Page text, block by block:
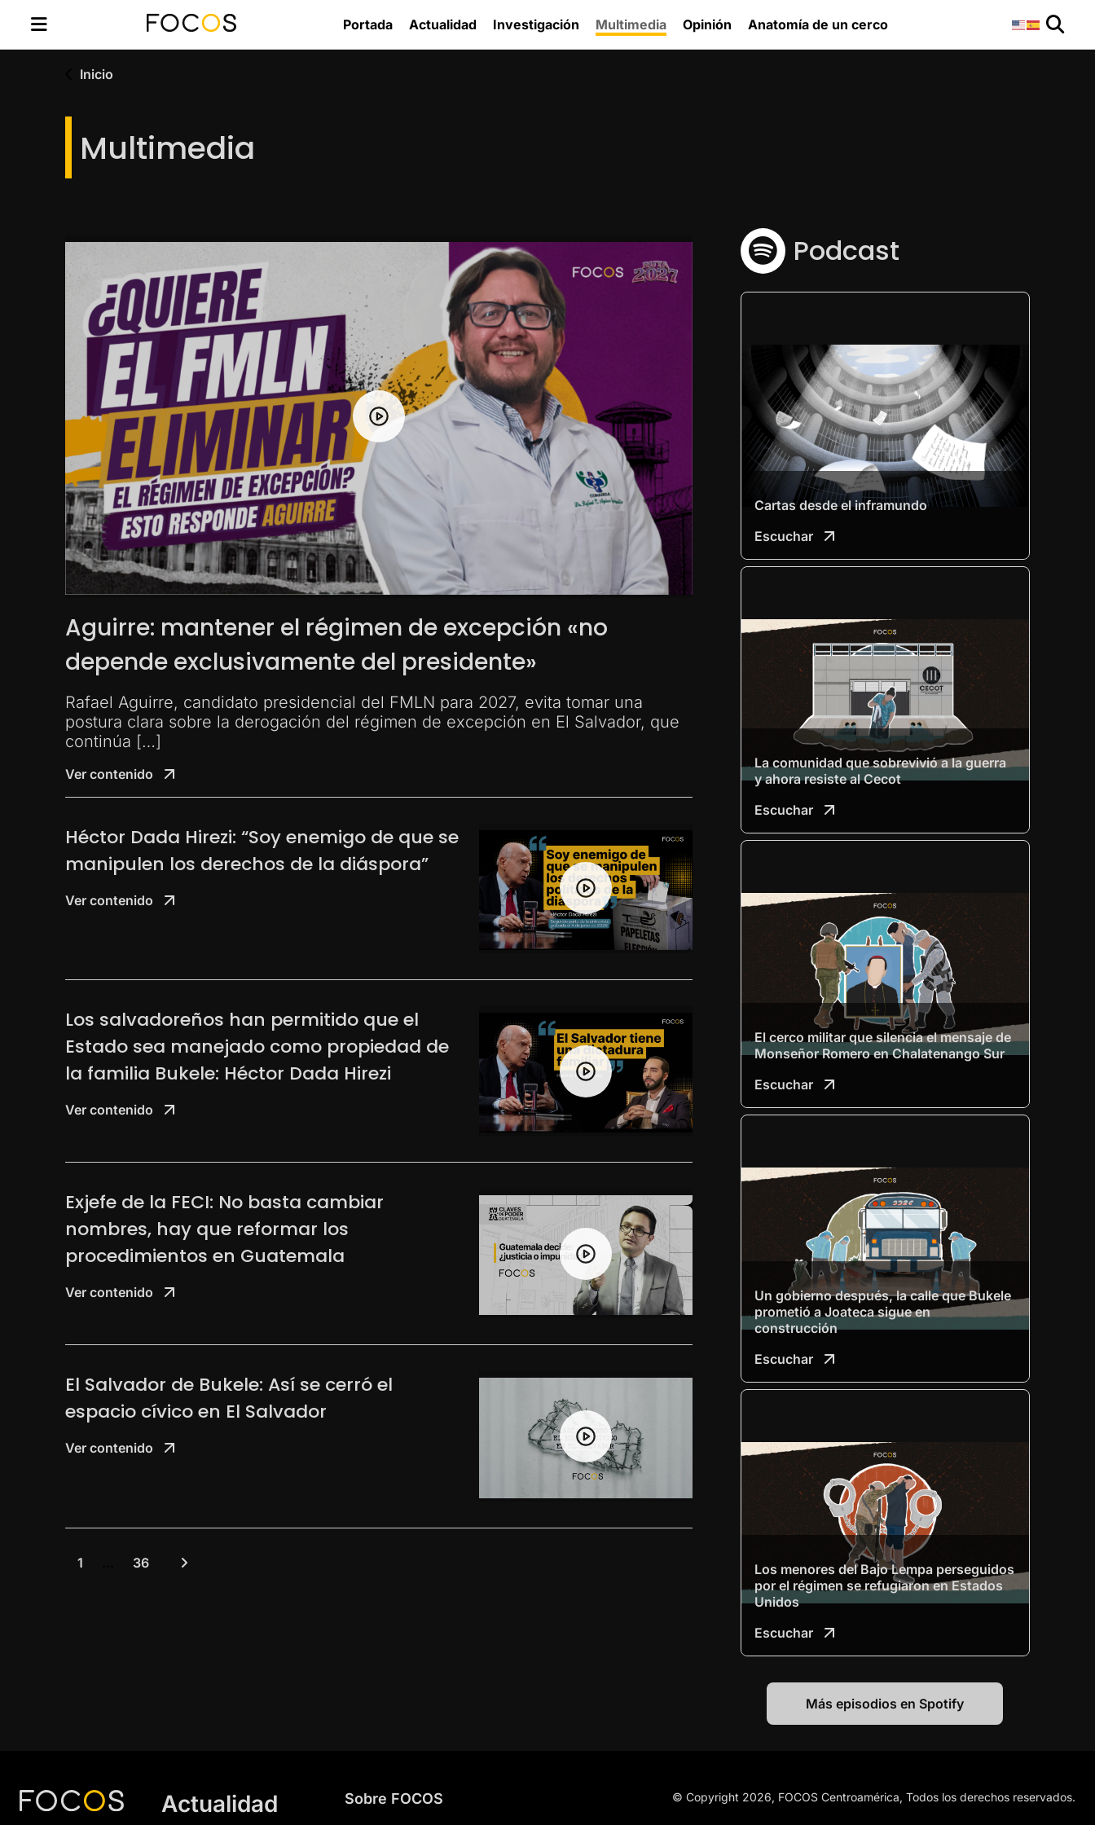
Portada Actualidad Investigación Multimedia Opinión Anatomía de un cerco
Inicio
Multimedia
Aguirre: mantener el régimen de excepción «no
depende exclusivamente del presidente»
Rafael Aguirre, candidato presidencial del FMLN para 2027, evita tomar una
postura clara sobre la derogación del régimen de excepción en El Salvador, que
continúa […]
Ver contenido
Héctor Dada Hirezi: “Soy enemigo de que se
manipulen los derechos de la diáspora”
Ver contenido
Los salvadoreños han permitido que el
Estado sea manejado como propiedad de
la familia Bukele: Héctor Dada Hirezi
Ver contenido
Exjefe de la FECI: No basta cambiar
nombres, hay que reformar los
procedimientos en Guatemala
Ver contenido
El Salvador de Bukele: Así se cerró el
espacio cívico en El Salvador
Ver contenido
1 36
Podcast
Cartas desde el inframundo
Escuchar
La comunidad que sobrevivió a la guerra
y ahora resiste al Cecot
Escuchar
El cerco militar que silencia el mensaje de
Monseñor Romero en Chalatenango Sur
Escuchar
Un gobierno después, la calle que Bukele
prometió a Joateca sigue en
construcción
Escuchar
Los menores del Bajo Lempa perseguidos
por el régimen se refugiaron en Estados
Unidos
Escuchar
Más episodios en Spotify
Actualidad Sobre FOCOS © Copyright 2026, FOCOS Centroamérica, Todos los derechos reservados.